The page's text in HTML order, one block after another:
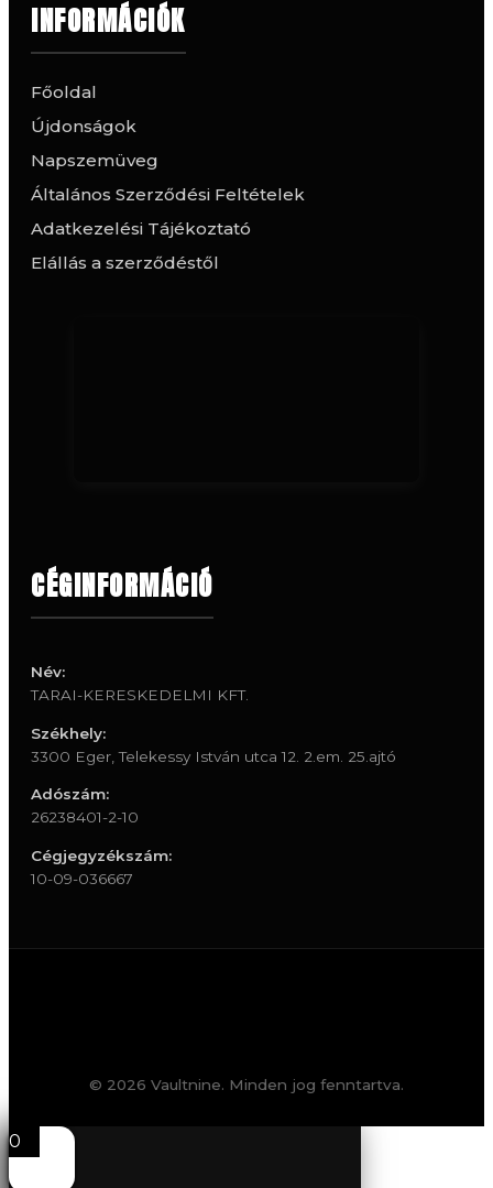
INFORMÁCIÓK
Főoldal
Újdonságok
Napszemüveg
Általános Szerződési Feltételek
Adatkezelési Tájékoztató
Elállás a szerződéstől
CÉGINFORMÁCIÓ
Név:
TARAI-KERESKEDELMI KFT.
Székhely:
3300 Eger, Telekessy István utca 12. 2.em. 25.ajtó
Adószám:
26238401-2-10
Cégjegyzékszám:
10-09-036667
© 2026 Vaultnine. Minden jog fenntartva.
0